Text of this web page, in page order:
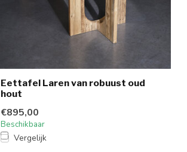
Eettafel Laren van robuust oud
hout
€895,00
Beschikbaar
Vergelijk